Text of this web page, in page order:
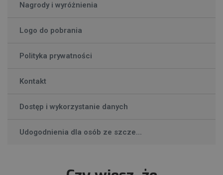
Nagrody i wyróżnienia
Logo do pobrania
Polityka prywatności
Kontakt
Dostęp i wykorzystanie danych
Udogodnienia dla osób ze szcze...